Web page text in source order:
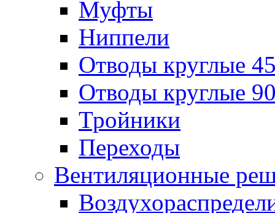
Муфты
Ниппели
Отводы круглые
Отводы круглые
Тройники
Переходы
Вентиляционные